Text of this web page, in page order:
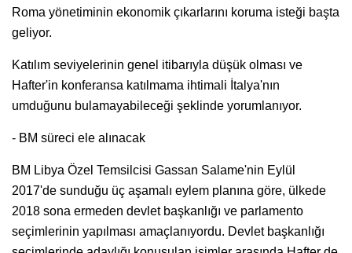
Roma yönetiminin ekonomik çıkarlarını koruma isteği başta
geliyor.
Katılım seviyelerinin genel itibarıyla düşük olması ve
Hafter'in konferansa katılmama ihtimali İtalya'nın
umduğunu bulamayabileceği şeklinde yorumlanıyor.
- BM süreci ele alınacak
BM Libya Özel Temsilcisi Gassan Salame'nin Eylül
2017'de sunduğu üç aşamalı eylem planına göre, ülkede
2018 sona ermeden devlet başkanlığı ve parlamento
seçimlerinin yapılması amaçlanıyordu. Devlet başkanlığı